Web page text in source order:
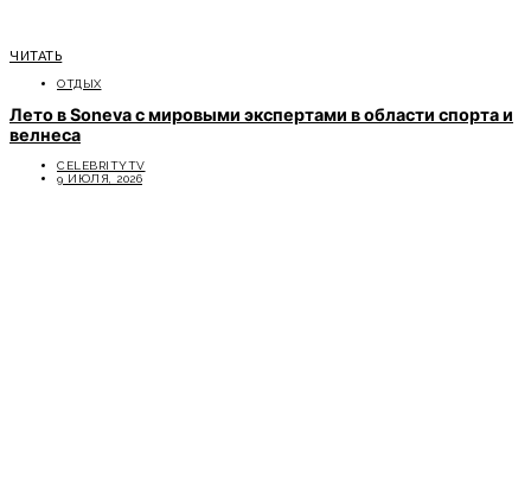
ЧИТАТЬ
ОТДЫХ
Лето в Soneva с мировыми экспертами в области спорта и
велнеса
CELEBRITYTV
9 ИЮЛЯ, 2026